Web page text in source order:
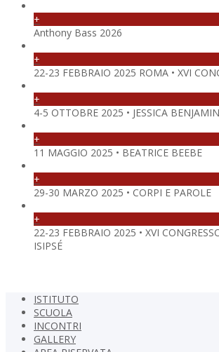
+
Anthony Bass 2026
+
22-23 FEBBRAIO 2025 ROMA • XVI
+
4-5 OTTOBRE 2025 • JESSICA BENJAMIN
+
11 MAGGIO 2025 • BEATRICE BEEBE
+
29-30 MARZO 2025 • CORPI E PAROLE
+
22-23 FEBBRAIO 2025 • XVI
ISIPSÉ
ISTITUTO
SCUOLA
INCONTRI
GALLERY